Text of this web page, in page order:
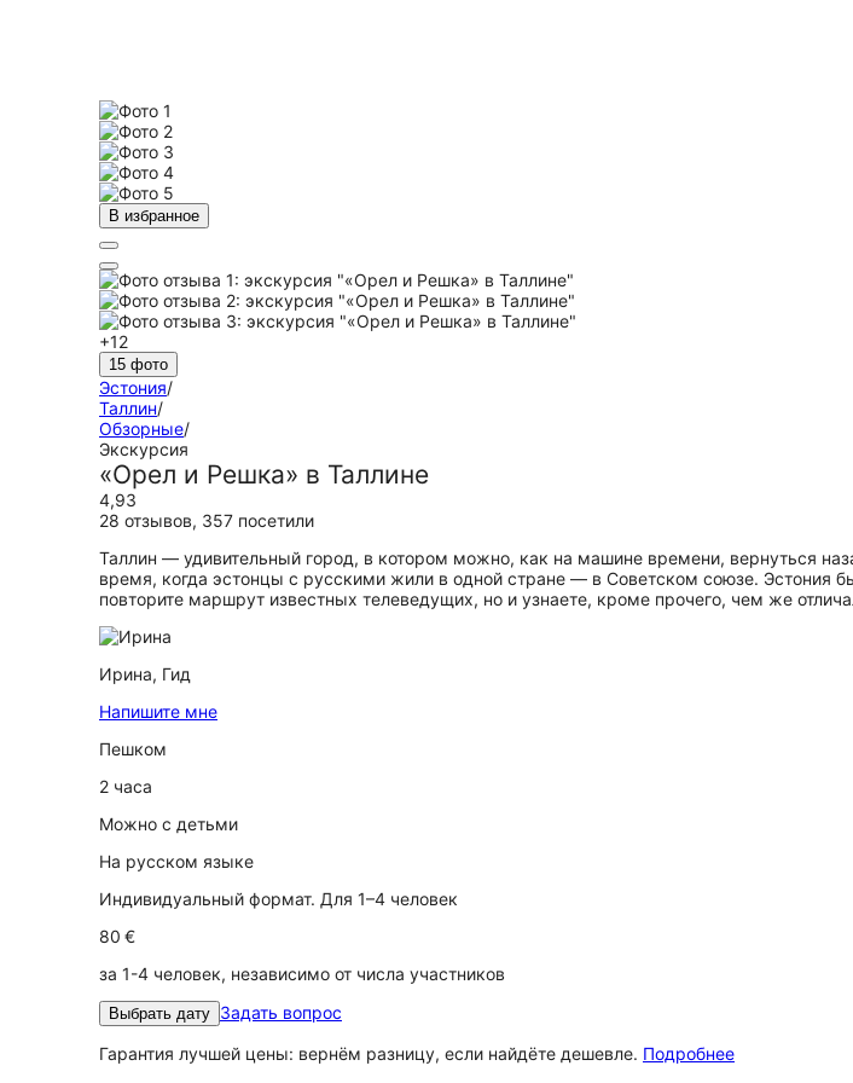
В избранное
+12
15 фото
Эстония/
Таллин/
Обзорные/
Экскурсия
«Орел и Решка» в Таллине
4,93
28 отзывов, 357 посетили
Таллин — удивительный город, в котором можно, как на машине времени, вернуться
время, когда эстонцы с русскими жили в одной стране — в Советском союзе. Эстония
повторите маршрут известных телеведущих, но и узнаете, кроме прочего, чем же
Ирина, Гид
Напишите мне
Пешком
2 часа
Можно с детьми
На русском языке
Индивидуальный формат. Для 1–4 человек
80 €
за 1-4 человек, независимо от числа участников
Выбрать дату Задать вопрос
Гарантия лучшей цены: вернём разницу, если найдёте дешевле. Подробнее